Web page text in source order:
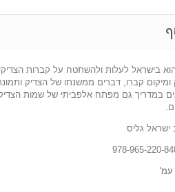
בישראל לעלות ולהשתטח על קברות
ומיקום קברו, דברים ממשנתו של הצדיק
במדריך גם מפתח אלפביתי של שמות
ישראל גליס
עמ'